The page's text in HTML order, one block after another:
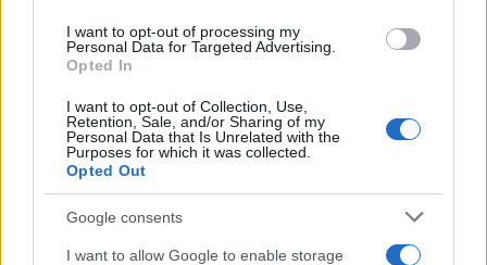
I want to opt-out of processing my
Personal Data for Targeted Advertising.
Opted In
I want to opt-out of Collection, Use,
Retention, Sale, and/or Sharing of my
Personal Data that Is Unrelated with the
Purposes for which it was collected.
Opted Out
Google consents
I want to allow Google to enable storage